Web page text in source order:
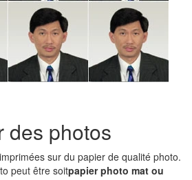
des photos
sur du papier de qualité photo.
peut être soitpapier photo mat ou